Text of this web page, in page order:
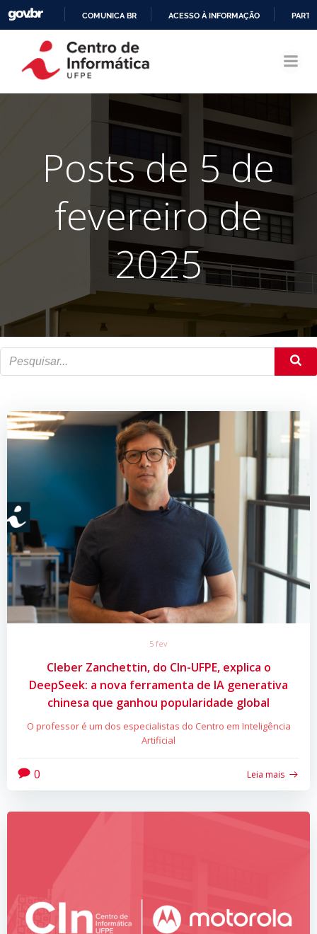
CONTEÚDO
COMUNICA BR ACESSO À INFORMAÇÃO
Posts de 5 de
fevereiro de
2025
5 fev
Cleber Zanchettin, do CIn-UFPE, explica o
DeepSeek: a nova ferramenta de IA generativa
chinesa que ganhou popularidade global
O professor é um dos especialistas do Centro em Inteligência
Artificial
0 Leia mais